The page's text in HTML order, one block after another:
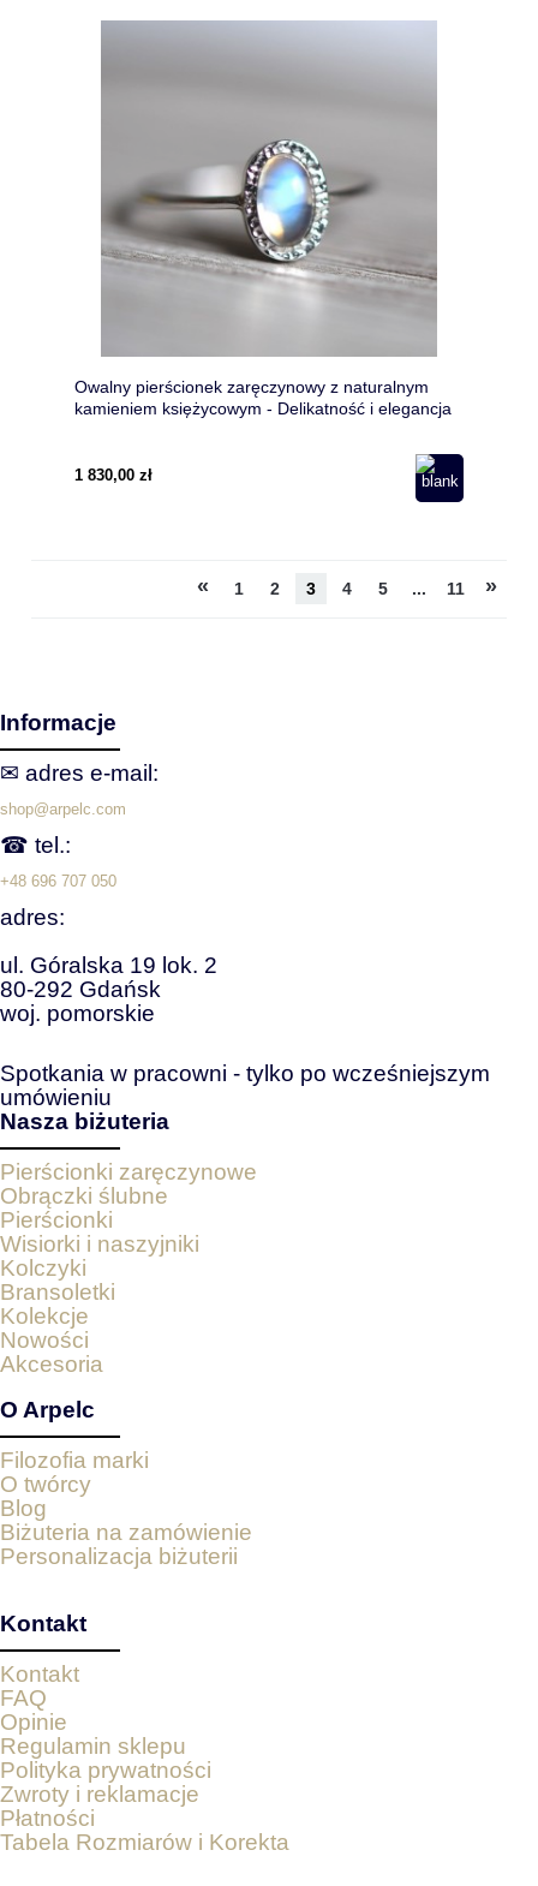
Owalny pierścionek zaręczynowy z naturalnym
kamieniem księżycowym - Delikatność i elegancja
1 830,00 zł
« 1 2 3 4 5 ... 11 »
Informacje
✉ adres e‑mail:
shop@arpelc.com
☎ tel.:
+48 696 707 050
adres:
ul. Góralska 19 lok. 2
80-292 Gdańsk
woj. pomorskie
Spotkania w pracowni - tylko po wcześniejszym
umówieniu
Nasza biżuteria
Pierścionki zaręczynowe
Obrączki ślubne
Pierścionki
Wisiorki i naszyjniki
Kolczyki
Bransoletki
Kolekcje
Nowości
Akcesoria
O Arpelc
Filozofia marki
O twórcy
Blog
Biżuteria na zamówienie
Personalizacja biżuterii
Kontakt
Kontakt
FAQ
Opinie
Regulamin sklepu
Polityka prywatności
Zwroty i reklamacje
Płatności
Tabela Rozmiarów i Korekta